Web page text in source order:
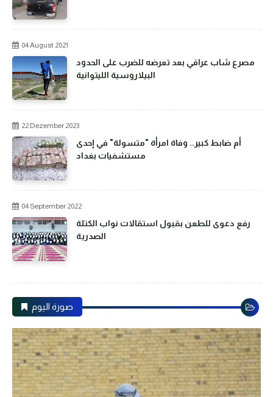
04 August 2021
مصرع شاب عراقي بعد تعرضه للضرب على الحدود
البيلاروسية الليتوانية
22 Dezember 2023
أم ضابط كبير.. وفاة امرأة "متسولة" في إحدى
مستشفيات بغداد
04 September 2022
رفع دعوى للطعن بقبول استقالات نواب الكتلة
الصدرية
صورة اليوم